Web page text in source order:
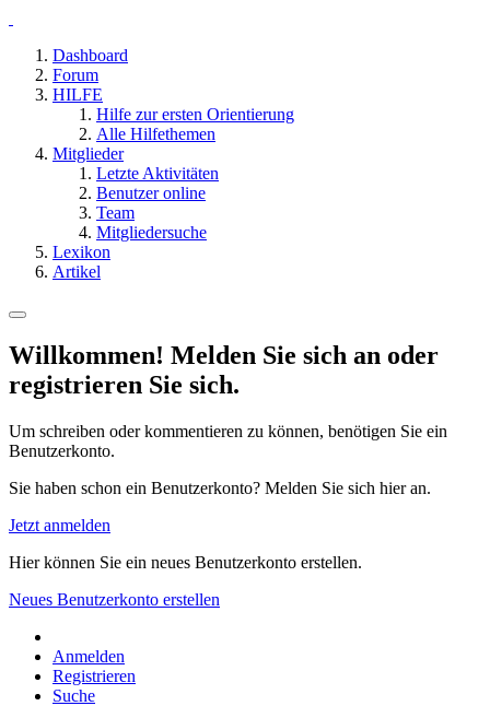
Dashboard
Forum
HILFE
Hilfe zur ersten Orientierung
Alle Hilfethemen
Mitglieder
Letzte Aktivitäten
Benutzer online
Team
Mitgliedersuche
Lexikon
Artikel
Willkommen! Melden Sie sich an oder
registrieren Sie sich.
Um schreiben oder kommentieren zu können, benötigen Sie ein
Benutzerkonto.
Sie haben schon ein Benutzerkonto? Melden Sie sich hier an.
Jetzt anmelden
Hier können Sie ein neues Benutzerkonto erstellen.
Neues Benutzerkonto erstellen
Anmelden
Registrieren
Suche